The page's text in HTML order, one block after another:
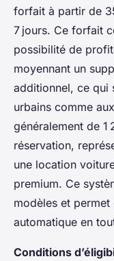
forfait à partir de
7 jours. Ce forfait
possibilité de
moyennant un
additionnel, ce qui
urbains comme
généralement de
réservation,
une location
premium. Ce
modèles et
automatique en
Conditions